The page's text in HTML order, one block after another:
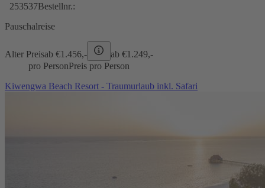
253537Bestellnr.:
Pauschalreise
Alter Preisab €1.456,- ab €1.249,-
pro PersonPreis pro Person
Kiwengwa Beach Resort - Traumurlaub inkl. Safari